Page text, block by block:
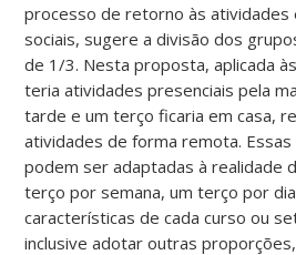
processo de retorno às atividades
sociais, sugere a divisão dos
de 1/3. Nesta proposta, aplicada
teria atividades presenciais pela
tarde e um terço ficaria em casa,
atividades de forma remota.
podem ser adaptadas à realidade
terço por semana, um terço por
características de cada curso ou
inclusive adotar outras